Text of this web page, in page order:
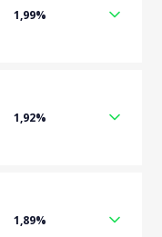
1,99%
1,92%
1,89%